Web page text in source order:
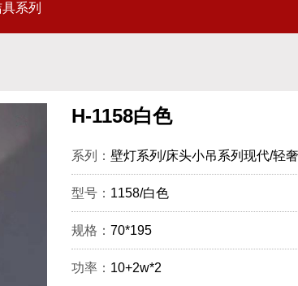
系列
H-1158白色
系列： 壁灯系列/床头小吊系列现代/轻
型号： 1158/白色
规格： 70*195
功率： 10+2w*2